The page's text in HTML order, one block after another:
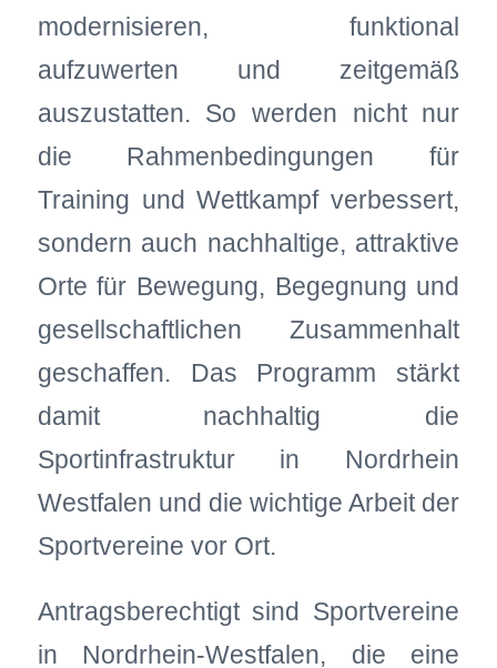
modernisieren, funktional
aufzuwerten und zeitgemäß
auszustatten. So werden nicht nur
die Rahmenbedingungen für
Training und Wettkampf verbessert,
sondern auch nachhaltige, attraktive
Orte für Bewegung, Begegnung und
gesellschaftlichen Zusammenhalt
geschaffen. Das Programm stärkt
damit nachhaltig die
Sportinfrastruktur in Nordrhein
Westfalen und die wichtige Arbeit der
Sportvereine vor Ort.
Antragsberechtigt sind Sportvereine
in Nordrhein‑Westfalen, die eine